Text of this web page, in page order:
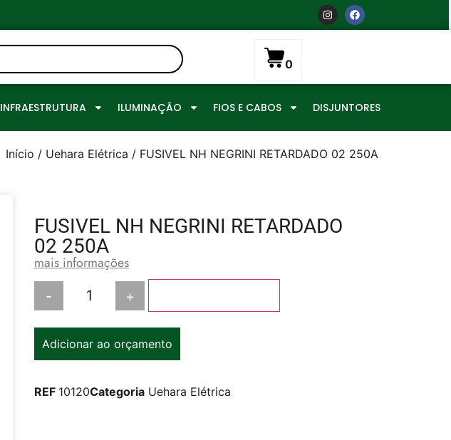
0
INFRAESTRUTURA ILUMINAÇÃO FIOS E CABOS DISJUNTORES
Início / Uehara Elétrica / FUSIVEL NH NEGRINI RETARDADO 02 250A
FUSIVEL NH NEGRINI RETARDADO
02 250A
mais informações
- +
Adicionar ao orçamento
REF 10120Categoria Uehara Elétrica